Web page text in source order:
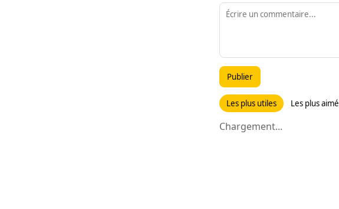
Publier
Les plus utiles Les plus
Chargement...